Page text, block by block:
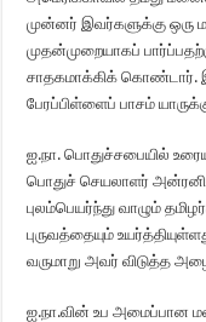
முன்னர் இவர்களுக்கு ஒரு
முதன்முறையாகப்
சாதகமாக்கிக் கொண்டார்.
பேரப்பிள்ளைப் பாசம்
ஐ.நா. பொதுச்சபையில்
பொதுச் செயலாளர்
புலம்பெயர்ந்து வாழும்
புருவத்தையும்
வருமாறு அவர் விடுத்த
ஐ.நா.வின் உப அமைப்பான